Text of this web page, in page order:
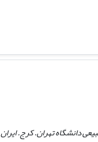
دانشگاه تهران. کرج. ایران